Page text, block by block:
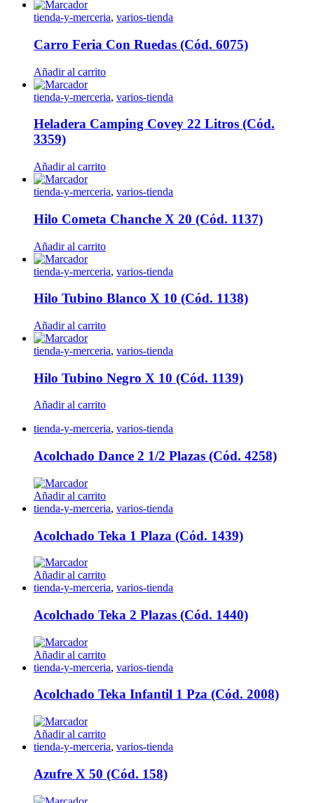
tienda-y-merceria, varios-tienda
Carro Feria Con Ruedas (Cód. 6075)
Añadir al carrito
tienda-y-merceria, varios-tienda
Heladera Camping Covey 22 Litros (Cód.
3359)
Añadir al carrito
tienda-y-merceria, varios-tienda
Hilo Cometa Chanche X 20 (Cód. 1137)
Añadir al carrito
tienda-y-merceria, varios-tienda
Hilo Tubino Blanco X 10 (Cód. 1138)
Añadir al carrito
tienda-y-merceria, varios-tienda
Hilo Tubino Negro X 10 (Cód. 1139)
Añadir al carrito
tienda-y-merceria, varios-tienda
Acolchado Dance 2 1/2 Plazas (Cód. 4258)
Añadir al carrito
tienda-y-merceria, varios-tienda
Acolchado Teka 1 Plaza (Cód. 1439)
Añadir al carrito
tienda-y-merceria, varios-tienda
Acolchado Teka 2 Plazas (Cód. 1440)
Añadir al carrito
tienda-y-merceria, varios-tienda
Acolchado Teka Infantil 1 Pza (Cód. 2008)
Añadir al carrito
tienda-y-merceria, varios-tienda
Azufre X 50 (Cód. 158)